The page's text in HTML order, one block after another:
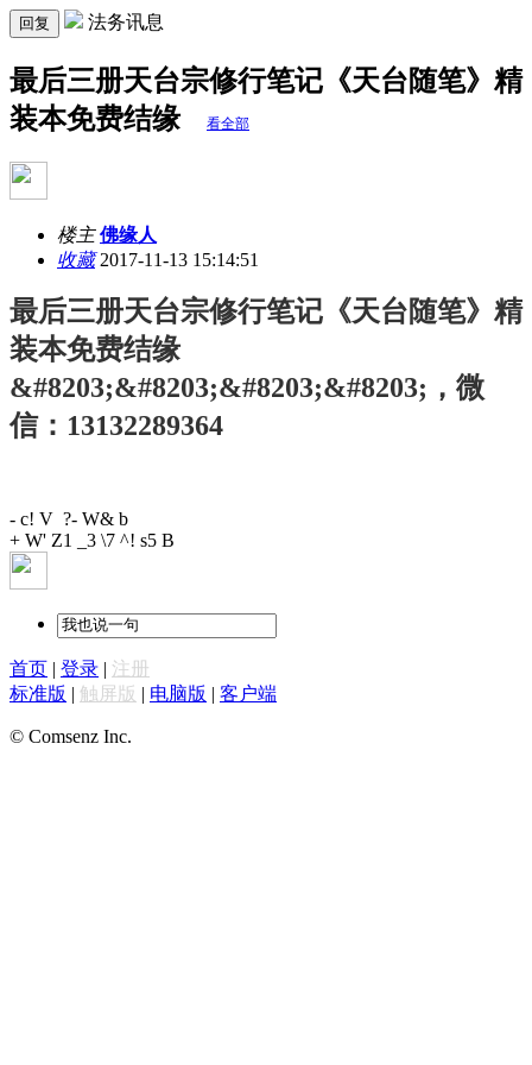
回复 法务讯息
最后三册天台宗修行笔记《天台随笔》精
装本免费结缘 ​​​​
看全部
楼主 佛缘人
收藏2017-11-13 15:14:51
最后三册天台宗修行笔记《天台随笔》精
装本免费结缘
&#8203;&#8203;&#8203;&#8203;，微
信：13132289364
- c! V ?- W& b
+ W' Z1 _3 \7 ^! s5 B
首页 | 登录 | 注册
标准版 | 触屏版 | 电脑版 | 客户端
© Comsenz Inc.